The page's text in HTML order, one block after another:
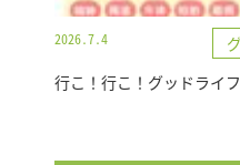
2026.7.4
行こ！行こ！グッドライ